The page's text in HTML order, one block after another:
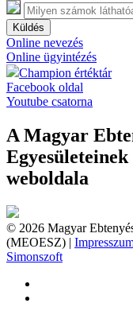
Küldés
Online nevezés
Online ügyintézés
Champion értéktár
Facebook oldal
Youtube csatorna
A Magyar
Egyesületeinek
weboldala
© 2026 Magyar
(MEOESZ) |
Simonszoft